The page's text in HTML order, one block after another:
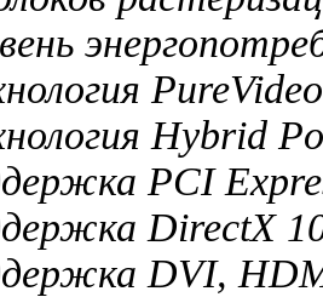
Hybrid
PCI
DirectX
DVI,